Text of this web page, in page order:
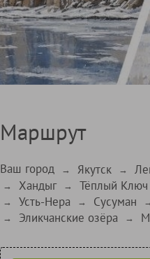
Маршрут
Ваш город → Якутск →
→ Хандыг → Тёплый Ключ
→ Усть-Нера → Сусуман →
→ Эликчанские озёра →